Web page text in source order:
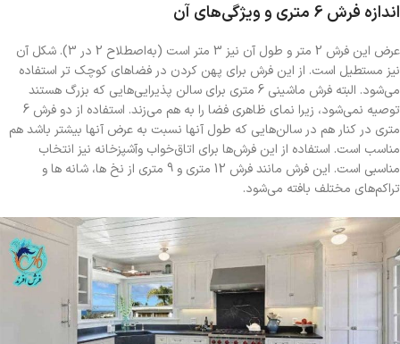
اندازه فرش 6 متری و ویژگی‌های آن
عرض این فرش 2 متر و طول آن نیز 3 متر است (به‌اصطلاح 2 در 3). شکل آن
نیز مستطیل است. از این فرش برای پهن کردن در فضاهای کوچک تر استفاده
می‌شود. البته فرش ماشینی 6 متری برای سالن پذیرایی‌هایی که بزرگ هستند
توصیه نمی‌شود، زیرا نمای ظاهری فضا را به هم می‌زند. استفاده از دو فرش 6
متری در کنار هم در سالن‌هایی که طول آنها نسبت به عرض آنها بیشتر باشد هم
مناسب است. استفاده از این فرش‌ها برای اتاق‌خواب وآشپزخانه نیز انتخاب
مناسبی است. این فرش مانند فرش 12 متری و 9 متری از نخ ها، شانه ها و
تراکم‌های مختلف بافته می‌شود.